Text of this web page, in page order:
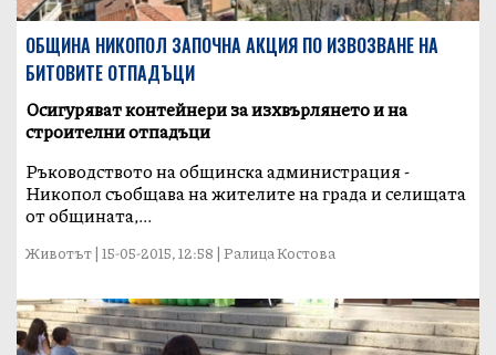
ОБЩИНА НИКОПОЛ ЗАПОЧНА АКЦИЯ ПО ИЗВОЗВАНЕ НА
БИТОВИТЕ ОТПАДЪЦИ
Осигуряват контейнери за изхвърлянето и на
строителни отпадъци
Ръководството на общинска администрация -
Никопол съобщава на жителите на града и селищата
от общината,...
Животът | 15-05-2015, 12:58 | Ралица Костова